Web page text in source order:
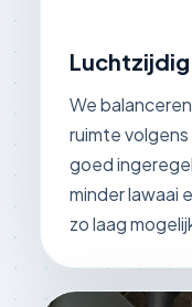
We
ruimte
goed
minder lawaai
zo laag